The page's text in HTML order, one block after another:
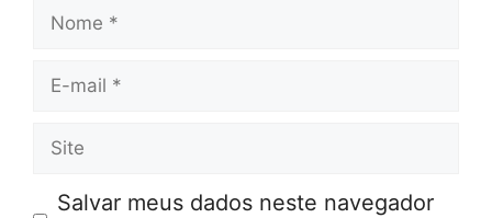
Nome
E-
Site
Salvar meus dados neste navegador